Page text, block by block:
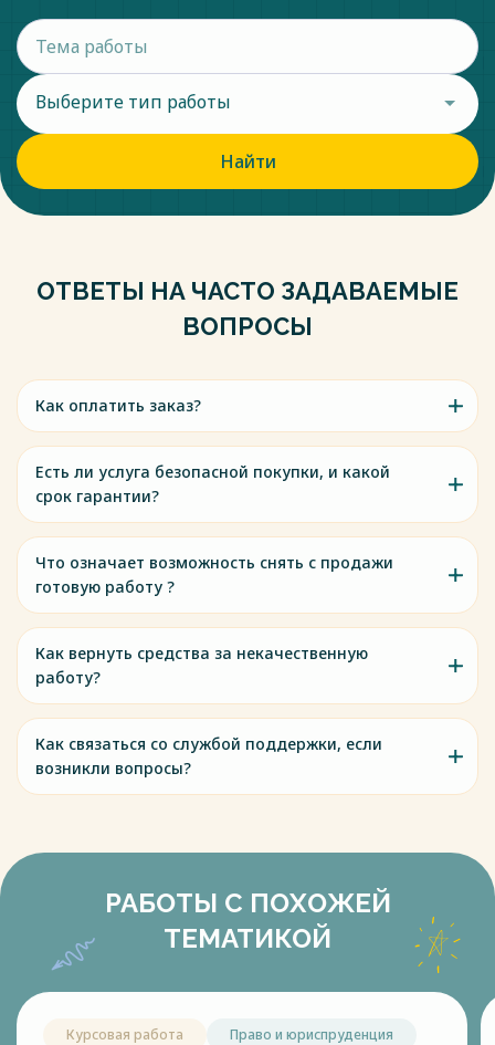
Выберите тип работы
Найти
ОТВЕТЫ НА ЧАСТО ЗАДАВАЕМЫЕ
ВОПРОСЫ
Как оплатить заказ?
Есть ли услуга безопасной покупки, и какой
срок гарантии?
Что означает возможность снять с продажи
готовую работу ?
Как вернуть средства за некачественную
работу?
Как связаться со службой поддержки, если
возникли вопросы?
РАБОТЫ С ПОХОЖЕЙ
ТЕМАТИКОЙ
Курсовая работа Право и юриспруденция